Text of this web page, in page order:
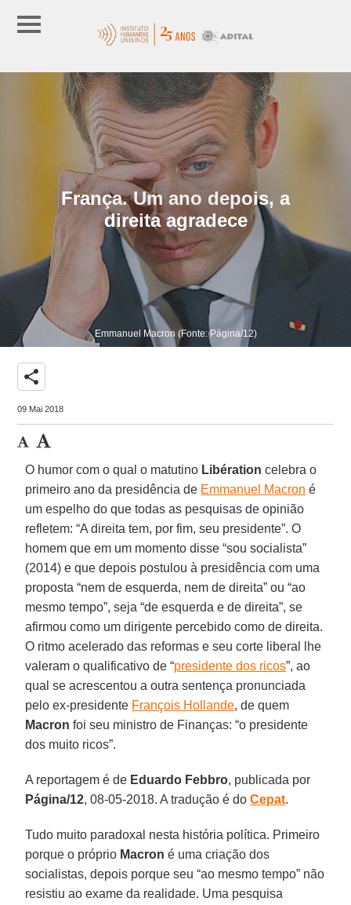
França. Um ano depois, a
direita agradece
Emmanuel Macron (Fonte: Página/12)
share
09 Mai 2018
O humor com o qual o matutino Libération celebra o
primeiro ano da presidência de Emmanuel Macron é
um espelho do que todas as pesquisas de opinião
refletem: “A direita tem, por fim, seu presidente”. O
homem que em um momento disse “sou socialista”
(2014) e que depois postulou à presidência com uma
proposta “nem de esquerda, nem de direita” ou “ao
mesmo tempo”, seja “de esquerda e de direita”, se
afirmou como um dirigente percebido como de direita.
O ritmo acelerado das reformas e seu corte liberal lhe
valeram o qualificativo de “presidente dos ricos”, ao
qual se acrescentou a outra sentença pronunciada
pelo ex-presidente François Hollande, de quem
Macron foi seu ministro de Finanças: “o presidente
dos muito ricos”.
A reportagem é de Eduardo Febbro, publicada por
Página/12, 08-05-2018. A tradução é doCepat.
Tudo muito paradoxal nesta história política. Primeiro
porque o próprio Macron é uma criação dos
socialistas, depois porque seu “ao mesmo tempo” não
resistiu ao exame da realidade. Uma pesquisa